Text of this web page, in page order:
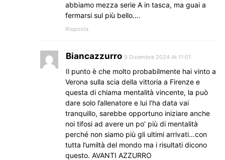
abbiamo mezza serie A in tasca, ma guai a
fermarsi sul più bello….
Risposta
Biancazzurro 9 Dicembre 2024 At 11:01
Il punto è che molto probabilmente hai vinto a
Verona sulla scia della vittoria a Firenze e
questa di chiama mentalità vincente, la può
dare solo l’allenatore e lui l’ha data vai
tranquillo, sarebbe opportuno iniziare anche
noi tifosi ad avere un po’ più di mentalità
perché non siamo più gli ultimi arrivati…con
tutta l’umiltà del mondo ma i risultati dicono
questo. AVANTI AZZURRO